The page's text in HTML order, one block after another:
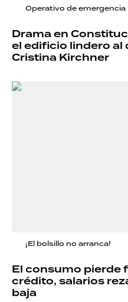
Operativo de emergencia
Drama en
el edificio lindero
Cristina Kirchner
¡El bolsillo no arranca!
El consumo pierde
crédito, salarios
baja